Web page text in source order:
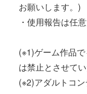
お願いします。)
・使用報告は任
(※1)ゲーム作品
は禁止とさせてい
(※2)アダルトコ